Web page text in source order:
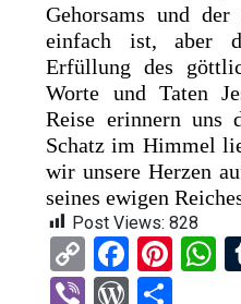
Gehorsams und
einfach ist, aber
Erfüllung des
Worte und Taten
Reise erinnern uns
Schatz im Himmel
wir unsere Herzen
seines ewigen
Post Views: 828
C
o
F
a
Pi
Vi W